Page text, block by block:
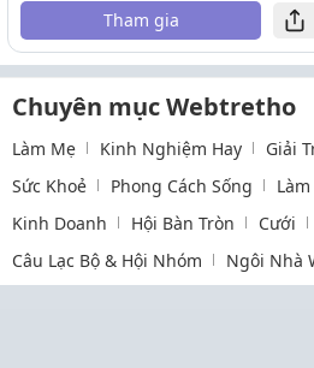
Tham gia
Chuyên mục Webtretho
Làm Mẹ Kinh Nghiệm Hay
Giải
Sức Khoẻ
Phong Cách Sống
Kinh Doanh
Hội Bàn Tròn Cưới
Câu Lạc Bộ & Hội Nhóm
Ngôi Nhà